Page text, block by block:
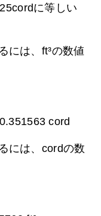
に等しい
には、ft³の数値
0.351563 cord
には、cordの数